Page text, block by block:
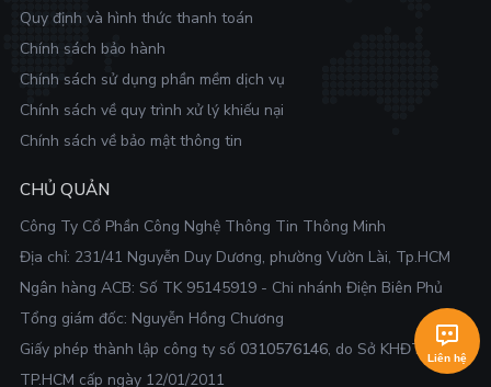
Quy định và hình thức thanh toán
Chính sách bảo hành
Chính sách sử dụng phần mềm dịch vụ
Chính sách về quy trình xử lý khiếu nại
Chính sách về bảo mật thông tin
CHỦ QUẢN
Công Ty Cổ Phần Công Nghệ Thông Tin Thông Minh
Địa chỉ: 231/41 Nguyễn Duy Dương, phường Vườn Lài, Tp.HCM
Ngân hàng ACB: Số TK 95145919 - Chi nhánh Điện Biên Phủ
Tổng giám đốc: Nguyễn Hồng Chương
Giấy phép thành lập công ty số 0310576146, do Sở KHĐT
TP.HCM cấp ngày 12/01/2011
Liên hệ